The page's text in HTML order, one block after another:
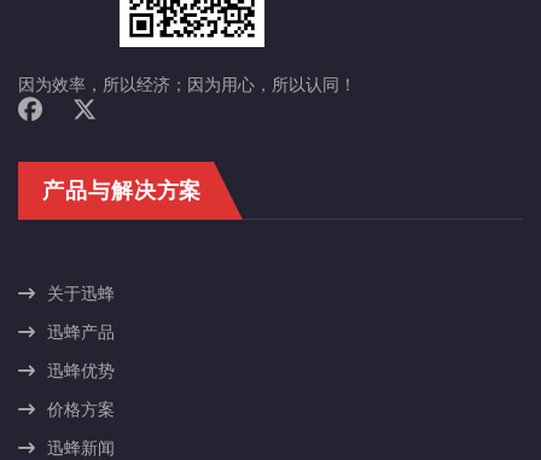
因为效率，所以经济；因为用心，所以认同！
产品与解决方案
关于迅蜂
迅蜂产品
迅蜂优势
价格方案
迅蜂新闻